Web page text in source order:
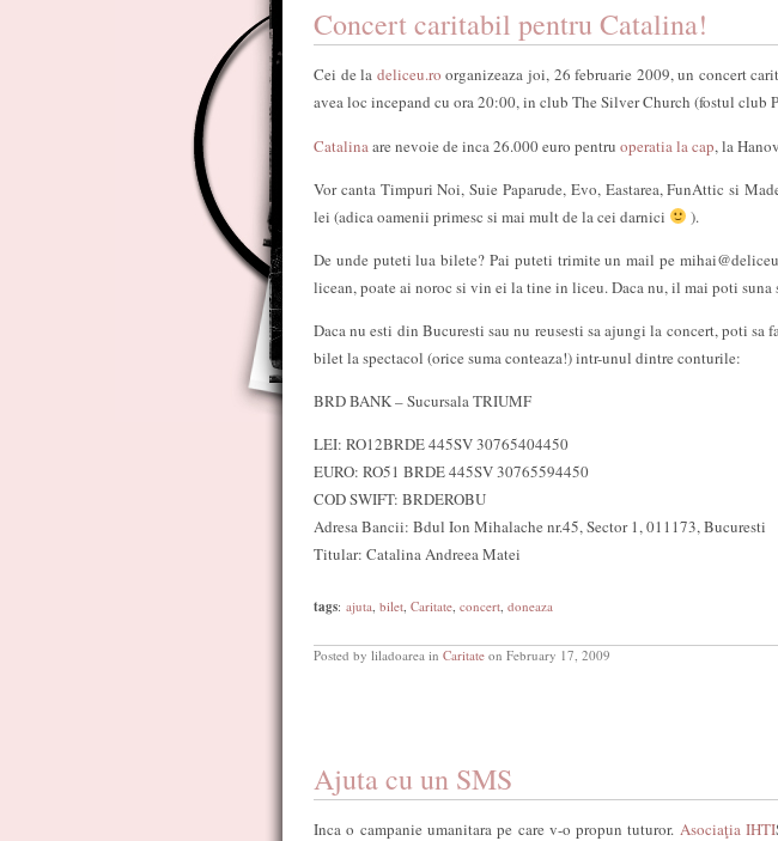
Concert caritabil pentru Catalina!
Cei de la deliceu.ro organizeaza joi, 26 februarie 2009, un concert
avea loc incepand cu ora 20:00, in club The Silver Church (fostul club
Catalinaare nevoie de inca 26.000 euro pentru operatia la cap, la
Vor canta Timpuri Noi, Suie Paparude, Evo, Eastarea, FunAttic si
lei (adica oamenii primesc si mai mult de la cei darnici
).
De unde puteti lua bilete? Pai puteti trimite un mail pe
licean, poate ai noroc si vin ei la tine in liceu. Daca nu, il mai poti
Daca nu esti din Bucuresti sau nu reusesti sa ajungi la concert, poti sa
bilet la spectacol (orice suma conteaza!) intr-unul dintre conturile:
BRD BANK – Sucursala TRIUMF
LEI: RO12BRDE 445SV 30765404450
EURO: RO51 BRDE 445SV 30765594450
COD SWIFT: BRDEROBU
Adresa Bancii: Bdul Ion Mihalache nr.45, Sector 1, 011173, Bucuresti
Titular: Catalina Andreea Matei
tags: ajuta, bilet, Caritate, concert, doneaza
Posted by liladoarea in Caritate on February 17, 2009
Ajuta cu un SMS
Inca o campanie umanitara pe care v-o propun tuturor. Asociaţia IHTI